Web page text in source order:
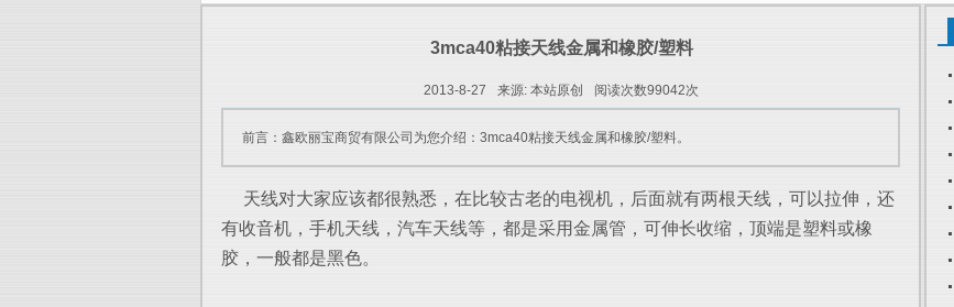
3mca40粘接天线金属和橡胶/塑料
2013-8-27 来源: 本站原创 阅读次数99042次
前言：鑫欧丽宝商贸有限公司为您介绍：3mca40粘接天线金属和橡胶/塑料。
天线对大家应该都很熟悉，在比较古老的电视机，后面就有两根天线，可以拉伸，还
有收音机，手机天线，汽车天线等，都是采用金属管，可伸长收缩，顶端是塑料或橡
胶，一般都是黑色。